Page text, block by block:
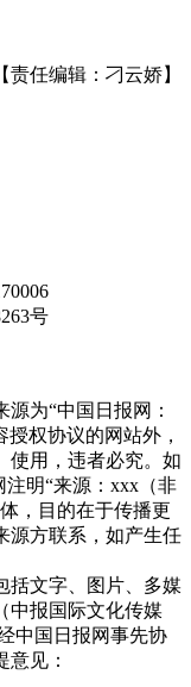
【责任编辑：刁云娇】
号
为“中国日报网：
权协议的网站外，
使用，违者必究。如
注明“来源：xxx（非
，目的在于传播更
源方联系，如产生任
括文字、图片、多媒
中报国际文化传媒
中国日报网事先协
见：